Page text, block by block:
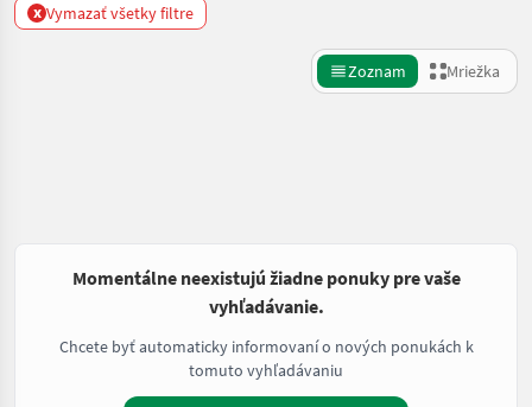
x Vymazať všetky filtre
Zoznam Mriežka
Momentálne neexistujú žiadne ponuky pre vaše
vyhľadávanie.
Chcete byť automaticky informovaní o nových ponukách k
tomuto vyhľadávaniu